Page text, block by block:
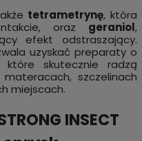
tetrametrynę, która
oraz geraniol,
efekt odstraszający.
uzyskać preparaty o
które skutecznie radzą
szczelinach
miejscach.
INSECT